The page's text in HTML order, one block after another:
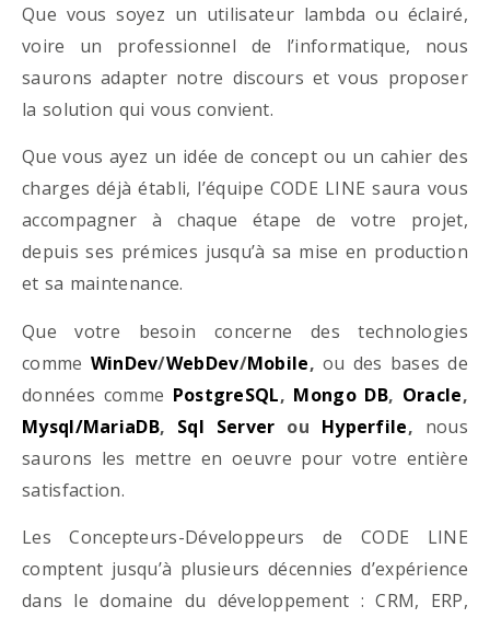
Que vous soyez un utilisateur lambda ou éclairé,
voire un professionnel de l’informatique, nous
saurons adapter notre discours et vous proposer
la solution qui vous convient.
Que vous ayez un idée de concept ou un cahier des
charges déjà établi, l’équipe CODE LINE saura vous
accompagner à chaque étape de votre projet,
depuis ses prémices jusqu’à sa mise en production
et sa maintenance.
Que votre besoin concerne des technologies
comme WinDev/WebDev/Mobile, ou des bases de
données comme PostgreSQL, Mongo DB, Oracle,
Mysql/MariaDB, Sql Server ou Hyperfile, nous
saurons les mettre en oeuvre pour votre entière
satisfaction.
Les Concepteurs-Développeurs de CODE LINE
comptent jusqu’à plusieurs décennies d’expérience
dans le domaine du développement : CRM, ERP,